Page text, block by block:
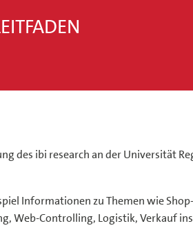
des ibi research an der Universität
Informationen zu Themen wie
Web-Controlling, Logistik, Verkauf